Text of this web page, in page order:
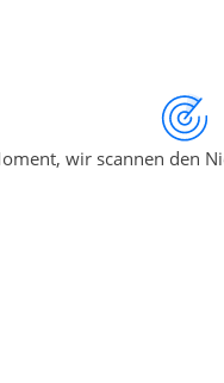
wir scannen den